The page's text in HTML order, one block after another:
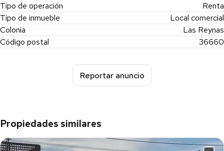
Tipo de operación
Renta
Tipo de inmueble
Local comercial
Colonia
Las Reynas
Código postal
36660
Reportar anuncio
Propiedades similares